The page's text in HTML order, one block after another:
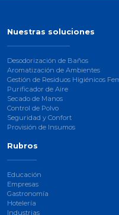
Nuestras soluciones
Desodorización de Baños
Aromatización de Ambientes
Gestión de Residuos Higiénicos
Purificador de Aire
Secado de Manos
Control de Polvo
Seguridad y Confort
Provisión de Insumos
Rubros
Educación
Empresas
Gastronomía
Hotelería
Industrias